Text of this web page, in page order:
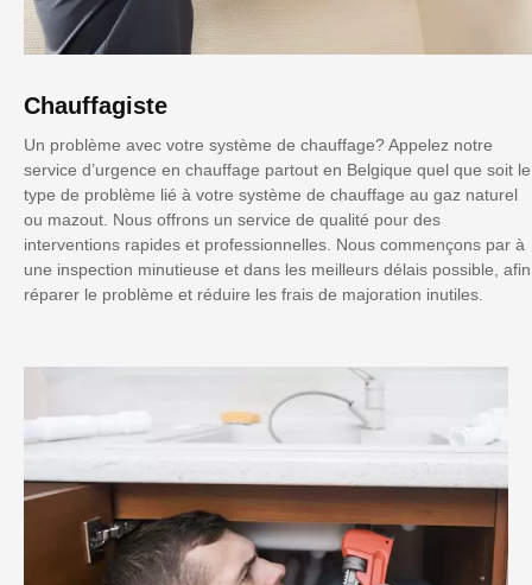
Chauffagiste
Un problème avec votre système de chauffage? Appelez notre
service d’urgence en chauffage partout en Belgique quel que soit le
type de problème lié à votre système de chauffage au gaz naturel
ou mazout. Nous offrons un service de qualité pour des
interventions rapides et professionnelles. Nous commençons par à
une inspection minutieuse et dans les meilleurs délais possible, afin
réparer le problème et réduire les frais de majoration inutiles.